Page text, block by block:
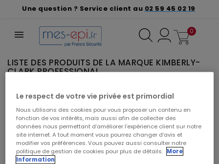
Une question ? Service client au 02 59 45 02 19
0
LISTE DES PRODUITS DE LA MARQUE KIMBERLY-
CLARK PROFESSIONAL
DÉSAGRÉMENT.
Effectuez une nouvelle recherche
Le respect de votre vie privée est primordial
Nous utilisons des cookies pour vous proposer un contenu en
fonction de vos intérêts, mais aussi afin de collecter des
données nous permettant d’améliorer l’expérience client sur notre
site internet. A tout moment vous pourrez changer d’avis et
modifier vos préférences. Vous pouvez aussi consulter notre
politique de gestion de cookies pour plus de détails. More
Information